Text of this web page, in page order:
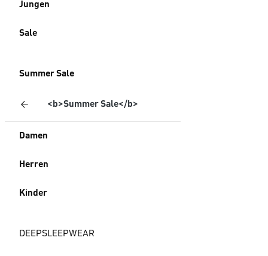
Jungen
Sale
Summer Sale
<b>Summer Sale</b>
Damen
Herren
Kinder
DEEPSLEEPWEAR